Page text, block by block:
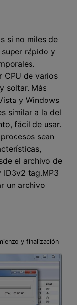
si no miles de
super rápido y
CPU de varios
soltar. Más
y Windows
similar a la del
fácil de usar.
sean
el archivo de
ID3v2 tag.MP3
un archivo
y finalización